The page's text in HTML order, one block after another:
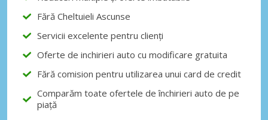
Fără Cheltuieli Ascunse
Servicii excelente pentru clienți
Oferte de inchirieri auto cu modificare gratuita
Fără comision pentru utilizarea unui card de credit
Comparăm toate ofertele de închirieri auto de pe
piață